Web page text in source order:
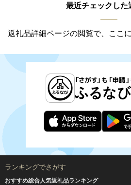
最近チェックした
返礼品詳細ページの閲覧で、ここ
ランキングでさがす
おすすめ総合人気返礼品ランキング